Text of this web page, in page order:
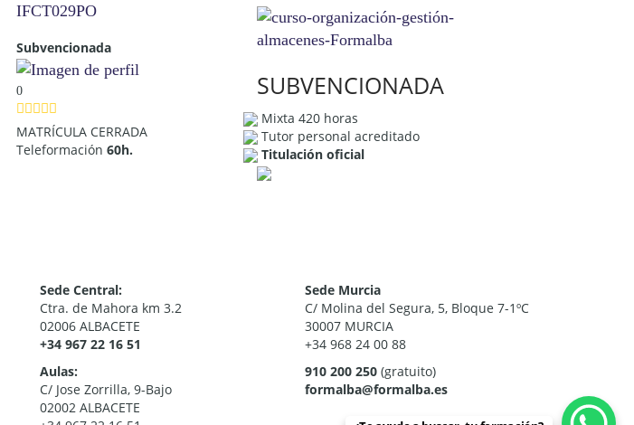
IFCT029PO
Subvencionada
0
MATRÍCULA CERRADA
Teleformación 60h.
SUBVENCIONADA
Mixta 420 horas
Tutor personal acreditado
Titulación oficial
Sede Central:
Ctra. de Mahora km 3.2
02006 ALBACETE
+34 967 22 16 51
Aulas:
C/ Jose Zorrilla, 9-Bajo
02002 ALBACETE
Sede Murcia
C/ Molina del Segura, 5, Bloque 7-1ºC
30007 MURCIA
+34 968 24 00 88
910 200 250(gratuito)
formalba@formalba.es